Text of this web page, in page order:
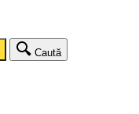
Caută